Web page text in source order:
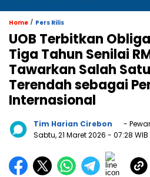
Home / Pers Rilis
UOB Terbitkan
Tiga Tahun Senilai
Tawarkan Salah
Terendah sebagai
Internasional
Tim Harian Cirebon
-
Sabtu, 21 Maret 2026 - 07:28 WIB